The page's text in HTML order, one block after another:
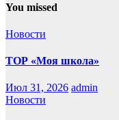
You missed
Новости
ТОР «Моя школа»
Июл 31, 2026 admin
Новости